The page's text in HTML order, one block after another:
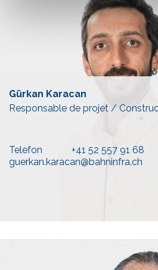
haben oder die sie im Rahmen
gesammelt haben.
Gürkan Karacan
Responsable de projet /
Telefon
+41 52 557 91 68
guerkan.karacan@bahninfra.ch